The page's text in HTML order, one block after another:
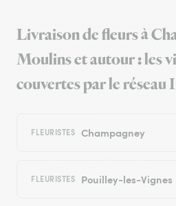
Livraison de fleurs à
Moulins et autour : les
couvertes par le
FLEURISTES Champagney
FLEURISTES Pouilley-les-Vignes